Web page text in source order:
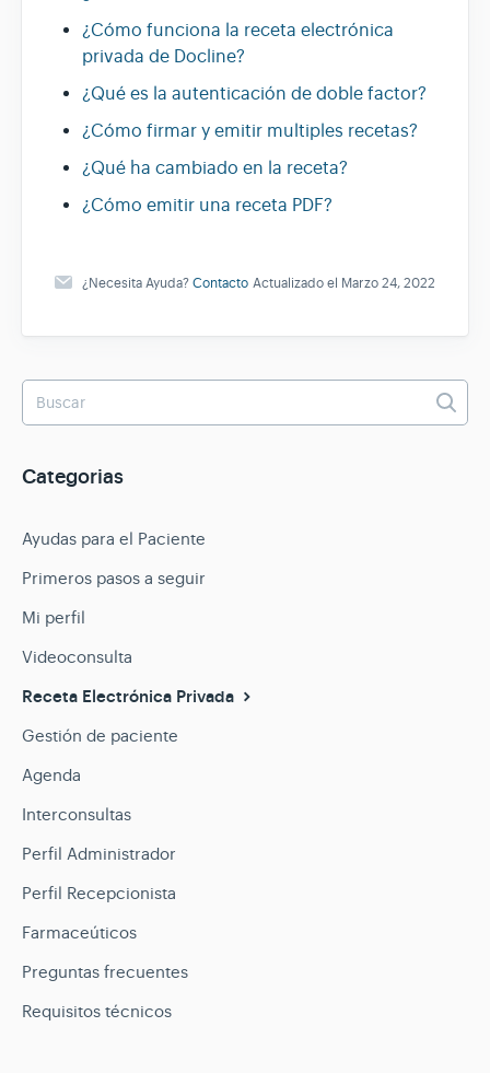
¿Cómo funciona la receta electrónica
privada de Docline?
¿Qué es la autenticación de doble factor?
¿Cómo firmar y emitir multiples recetas?
¿Qué ha cambiado en la receta?
¿Cómo emitir una receta PDF?
¿Necesita Ayuda?Contacto Actualizado el Marzo 24, 2022
Categorias
Ayudas para el Paciente
Primeros pasos a seguir
Mi perfil
Videoconsulta
Receta Electrónica Privada
Gestión de paciente
Agenda
Interconsultas
Perfil Administrador
Perfil Recepcionista
Farmaceúticos
Preguntas frecuentes
Requisitos técnicos